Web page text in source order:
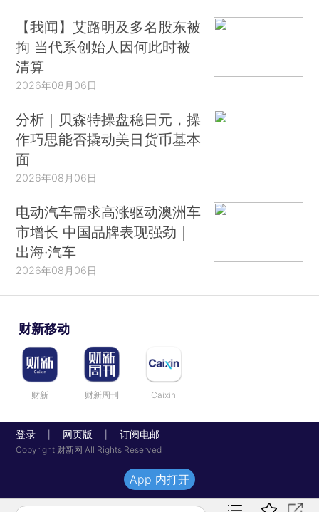
【我闻】艾路明及多名股东被
拘 当代系创始人因何此时被
清算
2026年08月06日
分析｜贝森特操盘稳日元，操
作巧思能否撬动美日货币基本
面
2026年08月06日
电动汽车需求高涨驱动澳洲车
市增长 中国品牌表现强劲｜
出海·汽车
2026年08月06日
财新移动
财新 财新周刊 Caixin
登录 网页版 订阅电邮
Copyright 财新网 All Rights Reserved
App 内打开